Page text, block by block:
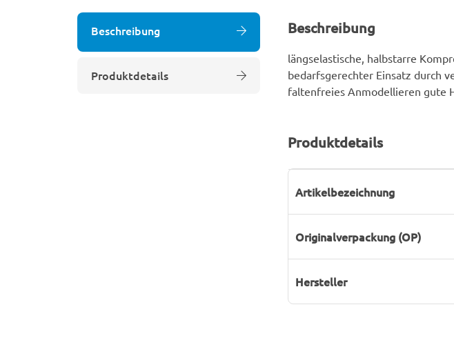
Beschreibung
Produktdetails
Beschreibung
längselastische, halbstarre
bedarfsgerechter Einsatz durch
faltenfreies Anmodellieren gute
Produktdetails
Artikelbezeichnung
Originalverpackung (OP)
Hersteller